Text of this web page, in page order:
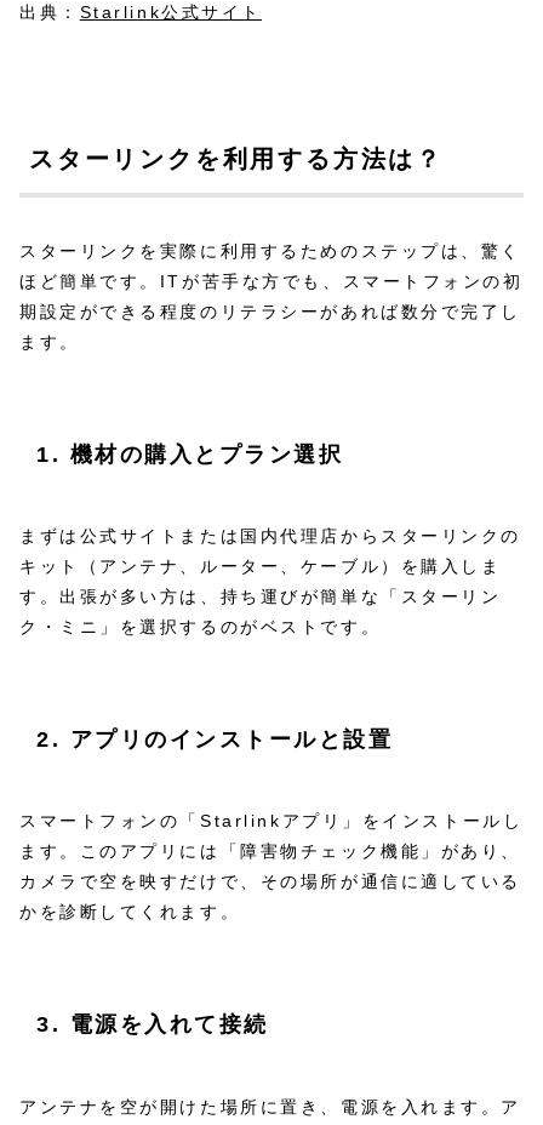
出典： Starlink公式サイト
スターリンクを利用する方法は？
スターリンクを実際に利用するためのステップは、驚く
ほど簡単です。ITが苦手な方でも、スマートフォンの初
期設定ができる程度のリテラシーがあれば数分で完了し
ます。
1. 機材の購入とプラン選択
まずは公式サイトまたは国内代理店からスターリンクの
キット（アンテナ、ルーター、ケーブル）を購入しま
す。出張が多い方は、持ち運びが簡単な「スターリン
ク・ミニ」を選択するのがベストです。
2. アプリのインストールと設置
スマートフォンの「Starlinkアプリ」をインストールし
ます。このアプリには「障害物チェック機能」があり、
カメラで空を映すだけで、その場所が通信に適している
かを診断してくれます。
3. 電源を入れて接続
アンテナを空が開けた場所に置き、電源を入れます。ア